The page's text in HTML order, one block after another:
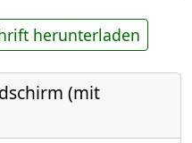
herunterladen
(mit